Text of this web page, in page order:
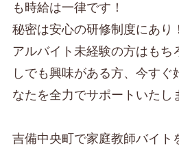
も時給は一律です！
秘密は安心の研修制度にあり！
アルバイト未経験の方はもち
しでも興味がある方、今すぐ
なたを全力でサポートいたし
吉備中央町で家庭教師バイト